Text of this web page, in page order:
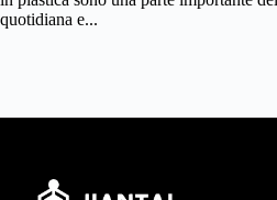
quotidiana e...